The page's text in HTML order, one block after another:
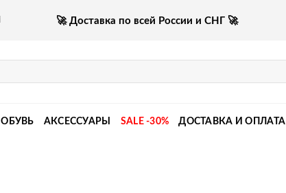
🚀 Доставка по всей России и СНГ 🚀
ОБУВЬ АКСЕССУАРЫ SALE -30% ДОСТАВКА И ОПЛАТА